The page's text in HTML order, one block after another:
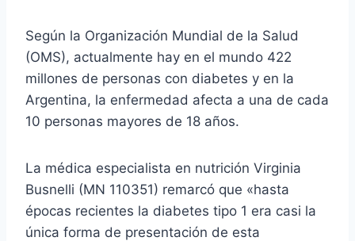
Según la Organización Mundial de la Salud
(OMS), actualmente hay en el mundo 422
millones de personas con diabetes y en la
Argentina, la enfermedad afecta a una de cada
10 personas mayores de 18 años.
La médica especialista en nutrición Virginia
Busnelli (MN 110351) remarcó que «hasta
épocas recientes la diabetes tipo 1 era casi la
única forma de presentación de esta